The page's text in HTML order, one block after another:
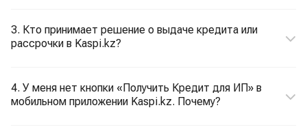
3. Кто принимает решение о выдаче кредита или
рассрочки в Kaspi.kz?
4. У меня нет кнопки «Получить Кредит для ИП» в
мобильном приложении Kaspi.kz. Почему?